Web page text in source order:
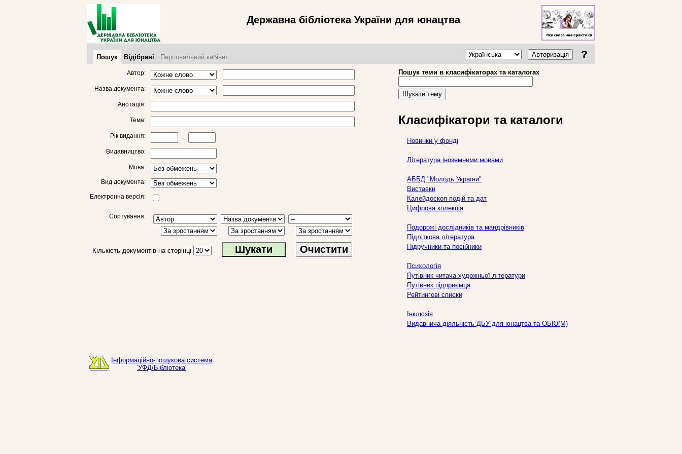
Державна бібліотека України для юнацтва
Пошук Відібрані Персональний кабінет Авторизація ?
Автор:
Назва документа:
Анотація:
Тема:
Рік видання: -
Видавництво:
Мова:
Вид документа:
Електронна версія:
Сортування:
Кількість документів на сторінці Очистити
Пошук теми в класифікаторах та каталогах
Шукати тему
Класифікатори та каталоги
Новинки у фонді
Література іноземними мовами
АББД "Молодь України"
Виставки
Калейдоскоп подій та дат
Цифрова колекція
Подорожі дослідників та мандрівників
Підліткова література
Підручники та посібники
Психологія
Путівник читача художньої літератури
Путівник підприємця
Рейтингові списки
Інклюзія
Видавнича діяльність ДБУ для юнацтва та ОБЮ(М)
Інформаційно-пошукова система
'УФД/Бібліотека'